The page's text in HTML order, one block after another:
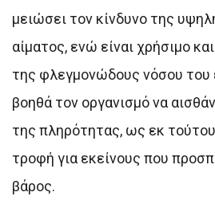
μειώσει τον κίνδυνο της
αίματος, ενώ είναι χρήσιμο
της φλεγμονώδους νόσου του
βοηθά τον οργανισμό να
της πληρότητας, ως εκ τούτου
τροφή για εκείνους που
βάρος.